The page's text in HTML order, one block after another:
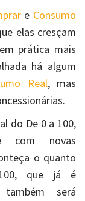
e Consumo
elas cresçam
prática mais
há algum
Real, mas
do De 0 a 100,
com novas
o quanto
que já é
será